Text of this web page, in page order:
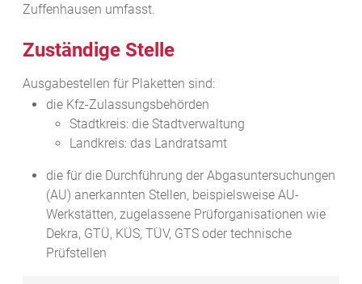
Zuffenhausen umfasst.
Zuständige Stelle
Ausgabestellen für Plaketten sind:
die Kfz-Zulassungsbehörden
Stadtkreis: die Stadtverwaltung
Landkreis: das Landratsamt
die für die Durchführung der Abgasuntersuchungen
(AU) anerkannten Stellen, beispielsweise AU-
Werkstätten, zugelassene Prüforganisationen wie
Dekra, GTÜ, KÜS, TÜV, GTS oder technische
Prüfstellen